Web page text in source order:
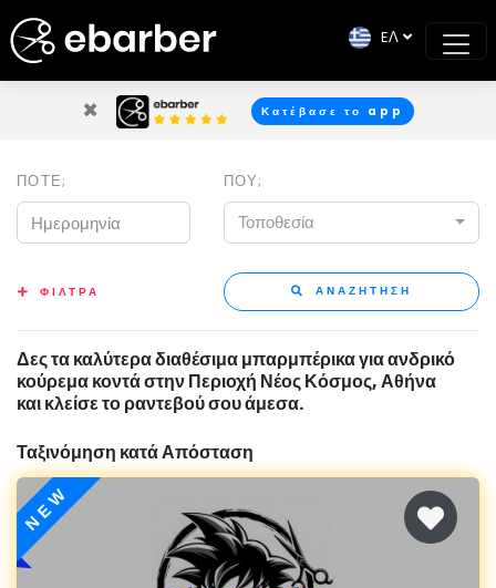
× Κατέβασε το app
EΛ
ΠΟΤΕ; ΠΟΥ;
Τοποθεσία
ΦΙΛΤΡΑ ΑΝΑΖΗΤΗΣΗ
Δες τα καλύτερα διαθέσιμα μπαρμπέρικα για ανδρικό
κούρεμα κοντά στην Περιοχή Νέος Κόσμος, Αθήνα
και κλείσε το ραντεβού σου άμεσα.
Ταξινόμηση κατά Απόσταση
NEW